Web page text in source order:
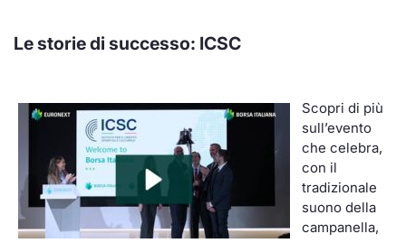
Le storie di successo: ICSC
Scopri di più
sull’evento
che celebra,
con il
tradizionale
suono della
campanella,